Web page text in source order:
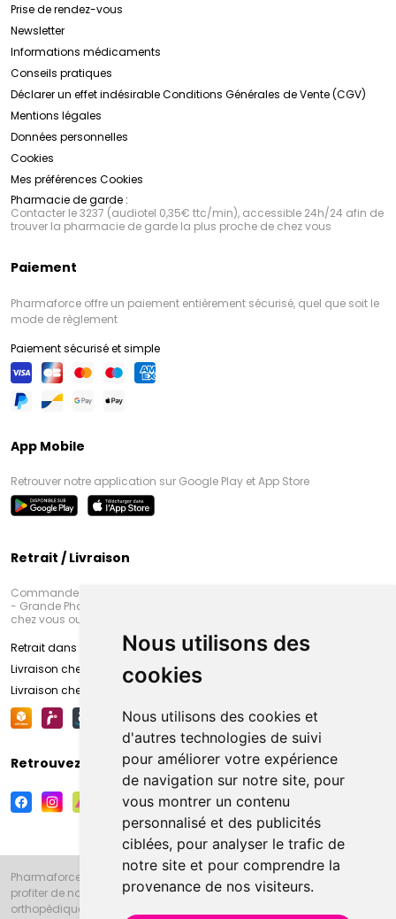
Nous utilisons des
cookies
Nous utilisons des cookies et
d'autres technologies de suivi
pour améliorer votre expérience
de navigation sur notre site, pour
vous montrer un contenu
personnalisé et des publicités
ciblées, pour analyser le trafic de
notre site et pour comprendre la
provenance de nos visiteurs.
Prise de rendez-vous
Newsletter
Informations médicaments
Conseils pratiques
Déclarer un effet indésirableConditions Générales de Vente (CGV)
Mentions légales
Données personnelles
Cookies
Mes préférences Cookies
Pharmacie de garde :
Contacter le 3237 (audiotel 0,35€ ttc/min), accessible 24h/24 afin de
trouver la pharmacie de garde la plus proche de chez vous
Paiement
Pharmaforce offre un paiement entièrement sécurisé, quel que soit le
mode de règlement
Paiement sécurisé et simple
App Mobile
Retrouver notre application sur Google Play et App Store
Retrait / Livraison
Commandez en ligne et venez chercher votre commande à Amiens
- Grande Pharmacie d’Amiens (Fachon) ou recevez-là rapidement
chez vous ou en point retrait
Retrait dans la pharmacie d’Amiens
Livraison chez vous
Livraison chez votre commerçant
Retrouvez-nous sur vos réseaux sociaux
Pharmaforce.fr et la Grande Pharmacie d’Amiens vous souhaitent de
profiter de notre accueil, de nos conseils pharmaceutiques,
orthopédiques, homéopathiques, parapharmaceutiques, beauté et